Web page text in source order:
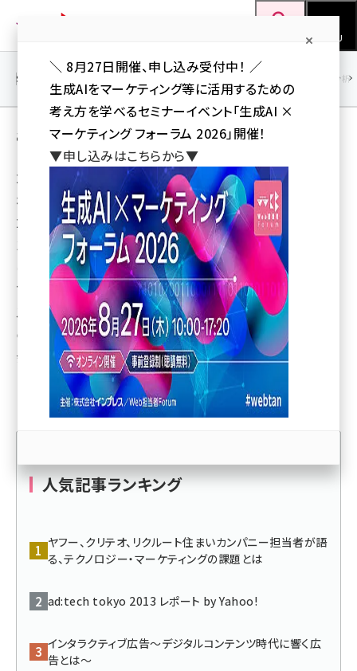
ン
MENU
seo (3526)
ai (2807)
youtube (2434)
note (2312)
セミナー (2307)
z世代 (1622)
meo (1275)
llmo (1163)
SEO アクセス解析／データ分析
ad:tech tokyo 2013 レポート by Yahoo!
2013年9月18・19日開催さ
れた「ad:tech tokyo
2013」。キーノートセッショ
ンや各公式セッション以外
にも数多くのワークショッ
プやブースが開催されました。会場に行かれた方も時間や
スケジュールの関係で見逃したセッションなども多かった
のではないでしょうか。ad tech:tokyo 2013でヤフー株式
会社からスピーカーが登壇したセッションについてレポー
トいたします。
人気記事ランキング
ヤフー、クリテオ、リクルート住まいカンパニー担当者が語
る、テクノロジー・マーケティングの課題とは
ad:tech tokyo 2013 レポート by Yahoo!
インタラクティブ広告～デジタルコンテンツ時代に響く広
告とは～
＼ 8月27日開催、申し込み受付中！ ／
生成AIをマーケティング等に活用するための
考え方を学べるセミナーイベント「生成AI ×
マーケティング フォーラム 2026」開催！
▼申し込みはこちらから▼